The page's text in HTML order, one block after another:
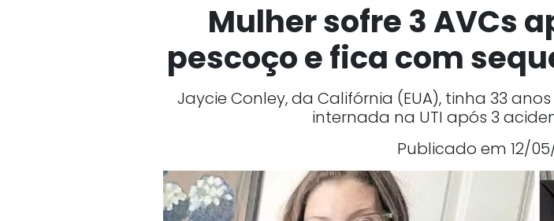
Mulher sofre 3 AVCs
pescoço e fica com
Jaycie Conley, da Califórnia (EUA), tinha 33
internada na UTI após 3
Publicado em 12/